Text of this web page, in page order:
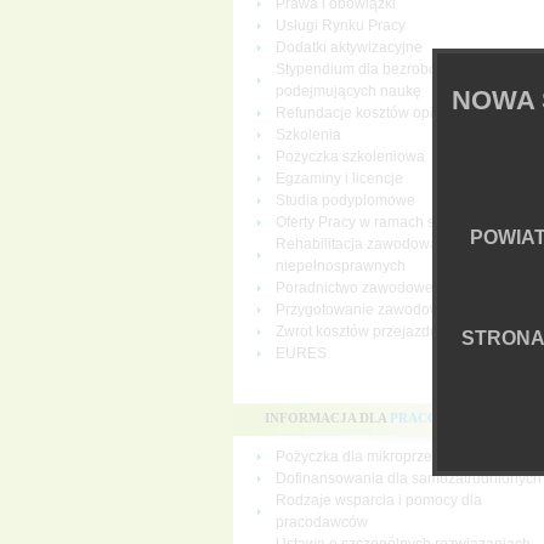
Prawa i obowiązki
Usługi Rynku Pracy
Dodatki aktywizacyjne
Stypendium dla bezrobotnych
podejmujących naukę
Refundacje kosztów opieki nad
Szkolenia
Pożyczka szkoleniowa
Egzaminy i licencje
Studia podyplomowe
Oferty Pracy w ramach sieci EURES
Rehabilitacja zawodowa osób
niepełnosprawnych
Poradnictwo zawodowe
Przygotowanie zawodowe dorosłych
Zwrot kosztów przejazdu i
EURES
INFORMACJA DLA PRACODAWCÓW
Pożyczka dla mikroprzedsiębiorców
Dofinansowania dla samozatrudnionych
Rodzaje wsparcia i pomocy dla
pracodawców
NOWA
STRONA